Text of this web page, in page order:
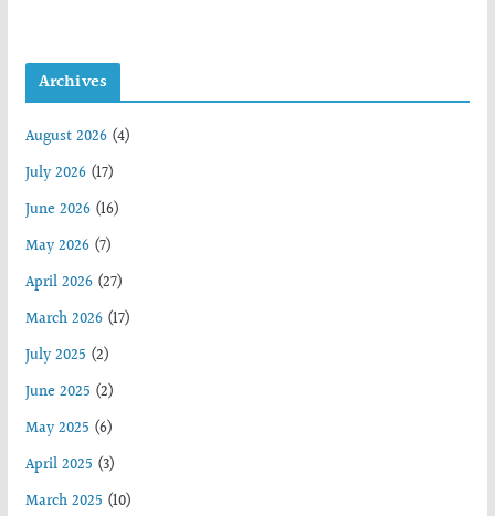
Archives
August 2026(4)
July 2026(17)
June 2026(16)
May 2026(7)
April 2026(27)
March 2026(17)
July 2025 (2)
June 2025 (2)
May 2025 (6)
April 2025 (3)
March 2025 (10)